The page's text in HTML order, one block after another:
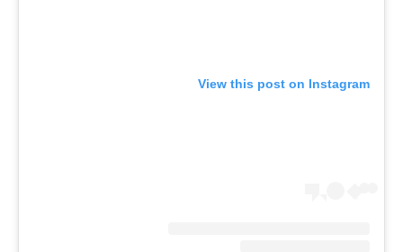
View this post on Instagram